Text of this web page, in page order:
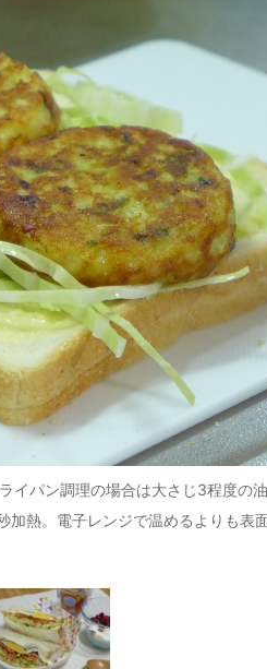
イパン調理の場合は大さじ3程度の
熱。電子レンジで温めるよりも表